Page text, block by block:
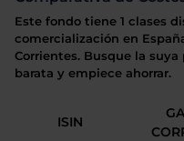
Este fondo tiene 1 clases
comercialización en
Corrientes. Busque la
barata y empiece ahorrar.
ISIN